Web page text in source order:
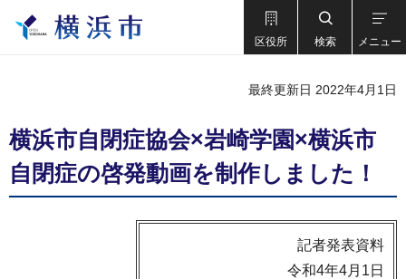
区役所 検索 メニュー
最終更新日 2022年4月1日
横浜市自閉症協会×岩崎学園×横浜市
自閉症の啓発動画を制作しました！
記者発表資料
令和4年4月1日